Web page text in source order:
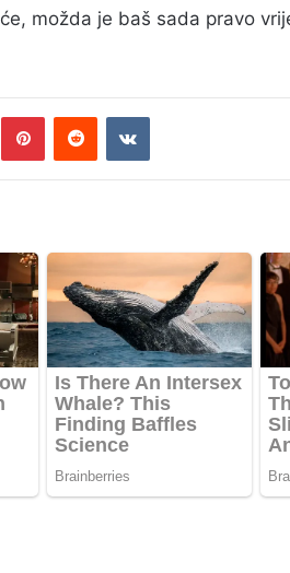
možda je baš sada pravo
PinterestReddit VKontakte